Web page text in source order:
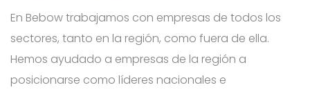
En Bebow trabajamos con empresas de todos los
sectores, tanto en la región, como fuera de ella.
Hemos ayudado a empresas de la región a
posicionarse como líderes nacionales e